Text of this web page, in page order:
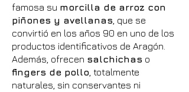
famosa su morcilla de arroz con
piñones y avellanas , que se
convirtió en los años 90 en uno de los
productos identificativos de Aragón.
Además, ofrecen salchichas o
fingers de pollo , totalmente
naturales, sin conservantes ni